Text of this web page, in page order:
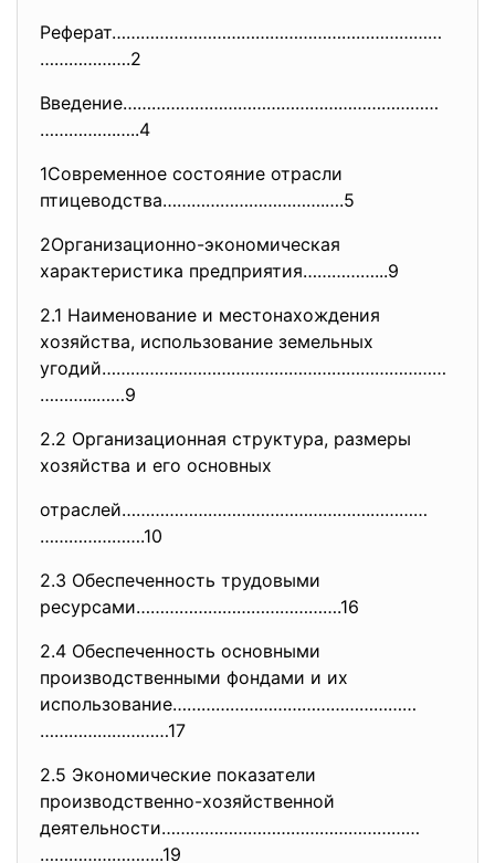
Реферат……………………………………………………………
……………….2
Введение…………………………………………………………
…………….…..4
1Современное состояние отрасли
птицеводства…………………………….….5
2Организационно-экономическая
характеристика предприятия……………...9
2.1 Наименование и местонахождения
хозяйства, использование земельных
угодий………………………………………………………………
………...……9
2.2 Организационная структура, размеры
хозяйства и его основных
отраслей…………………………………………….…………
………………….10
2.3 Обеспеченность трудовыми
ресурсами…………………………………….16
2.4 Обеспеченность основными
производственными фондами и их
использование……………………………………………
………………………17
2.5 Экономические показатели
производственно-хозяйственной
деятельности………………………………………………
……………………..19